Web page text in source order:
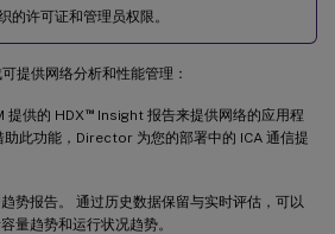
的许可证和管理员权限。
提供网络分析和性能管理：
提供的 HDX ™Insight 报告来提供网络的应用程
助此功能，Director 为您的部署中的 ICA 通信提
势报告。 通过历史数据保留与实时评估，可以
量趋势和运行状况趋势。